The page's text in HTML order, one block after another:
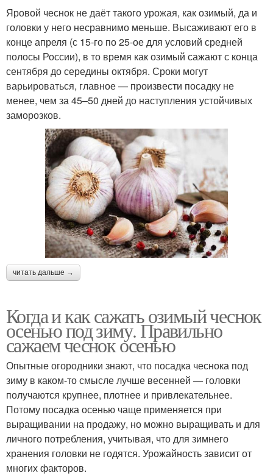
Яровой чеснок не даёт такого урожая, как озимый, да и
головки у него несравнимо меньше. Высаживают его в
конце апреля (с 15-го по 25-ое для условий средней
полосы России), в то время как озимый сажают с конца
сентября до середины октября. Сроки могут
варьироваться, главное — произвести посадку не
менее, чем за 45–50 дней до наступления устойчивых
заморозков.
читать дальше →
Когда и как сажать озимый чеснок
осенью под зиму. Правильно
сажаем чеснок осенью
Опытные огородники знают, что посадка чеснока под
зиму в каком-то смысле лучше весенней — головки
получаются крупнее, плотнее и привлекательнее.
Потому посадка осенью чаще применяется при
выращивании на продажу, но можно выращивать и для
личного потребления, учитывая, что для зимнего
хранения головки не годятся. Урожайность зависит от
многих факторов.